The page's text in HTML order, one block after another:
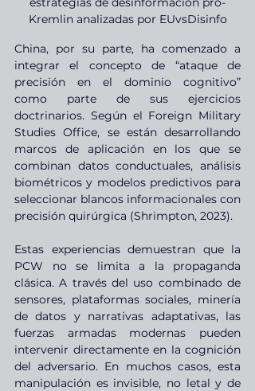
Kremlin analizadas por EUvsDisinfo
China, por su parte, ha comenzado a
integrar el concepto de “ataque de
precisión en el dominio cognitivo”
como parte de sus ejercicios
doctrinarios. Según el Foreign Military
Studies Office, se están desarrollando
marcos de aplicación en los que se
combinan datos conductuales, análisis
biométricos y modelos predictivos para
seleccionar blancos informacionales con
precisión quirúrgica (Shrimpton, 2023).
Estas experiencias demuestran que la
PCW no se limita a la propaganda
clásica. A través del uso combinado de
sensores, plataformas sociales, minería
de datos y narrativas adaptativas, las
fuerzas armadas modernas pueden
intervenir directamente en la cognición
del adversario. En muchos casos, esta
manipulación es invisible, no letal y de